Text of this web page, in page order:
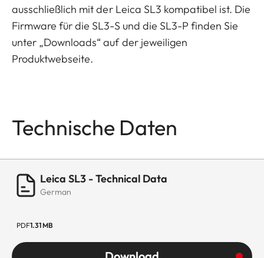
ausschließlich mit der Leica SL3 kompatibel ist. Die
Firmware für die SL3-S und die SL3-P finden Sie
unter „Downloads“ auf der jeweiligen
Produktwebseite.
Technische Daten
Leica SL3 - Technical Data
German
PDF1.31 MB